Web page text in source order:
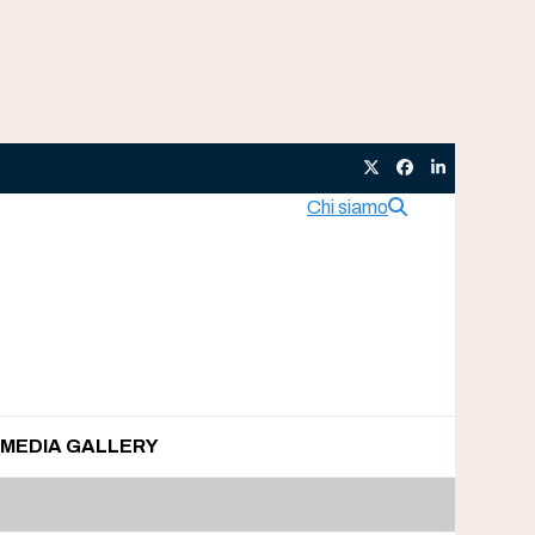
TwitterFacebook
LinkedIn
Chi siamo
MEDIA GALLERY